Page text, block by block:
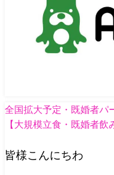
全国拡大予定・既婚者パ
【大規模立食・既婚者飲
皆様こんにちわ